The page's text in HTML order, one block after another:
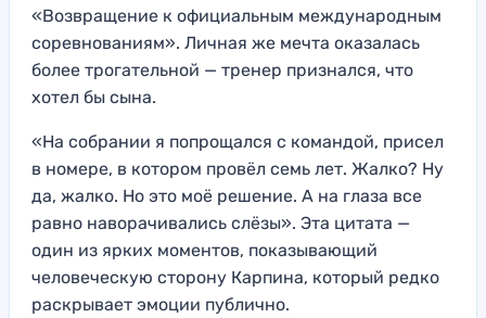
«Возвращение к официальным международным
соревнованиям». Личная же мечта оказалась
более трогательной — тренер признался, что
хотел бы сына.
«На собрании я попрощался с командой, присел
в номере, в котором провёл семь лет. Жалко? Ну
да, жалко. Но это моё решение. А на глаза все
равно наворачивались слёзы». Эта цитата —
один из ярких моментов, показывающий
человеческую сторону Карпина, который редко
раскрывает эмоции публично.